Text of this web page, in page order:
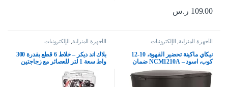
109.00 ر.س
الأجهزة المنزلية, الإلكترونيات
نيكاي ماكينة تحضير القهوة، 10-12
كوب، اسود – NCM1210A ضمان
لمدة عامين، بلاستيك
الأجهزة المنزلية, الإلكترونيات
بلاك اند ديكر – خلاط 6 قطع بقدرة 300
واط سعة 1 لتر للعصائر مع زجاجتين
رياضيتين وعصارة حمضيات
وملحقات، امن للاستخدام في غسالة
الصحون، اسود، SBX300